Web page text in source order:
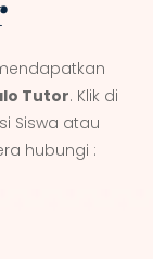
Tutor. Klik di
Siswa atau
hubungi :